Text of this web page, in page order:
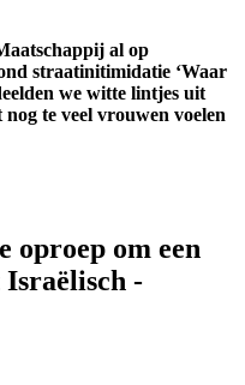
al op
straatinitimidatie ‘Waar
we witte lintjes uit
te veel vrouwen voelen
oproep om een
Israëlisch -